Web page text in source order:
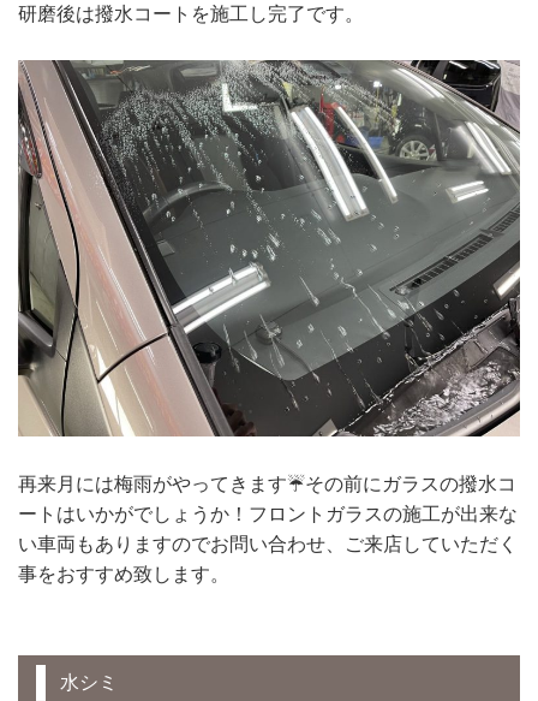
研磨後は撥水コートを施工し完了です。
再来月には梅雨がやってきます☔️その前にガラスの撥水コ
ートはいかがでしょうか！フロントガラスの施工が出来な
い車両もありますのでお問い合わせ、ご来店していただく
事をおすすめ致します。
水シミ